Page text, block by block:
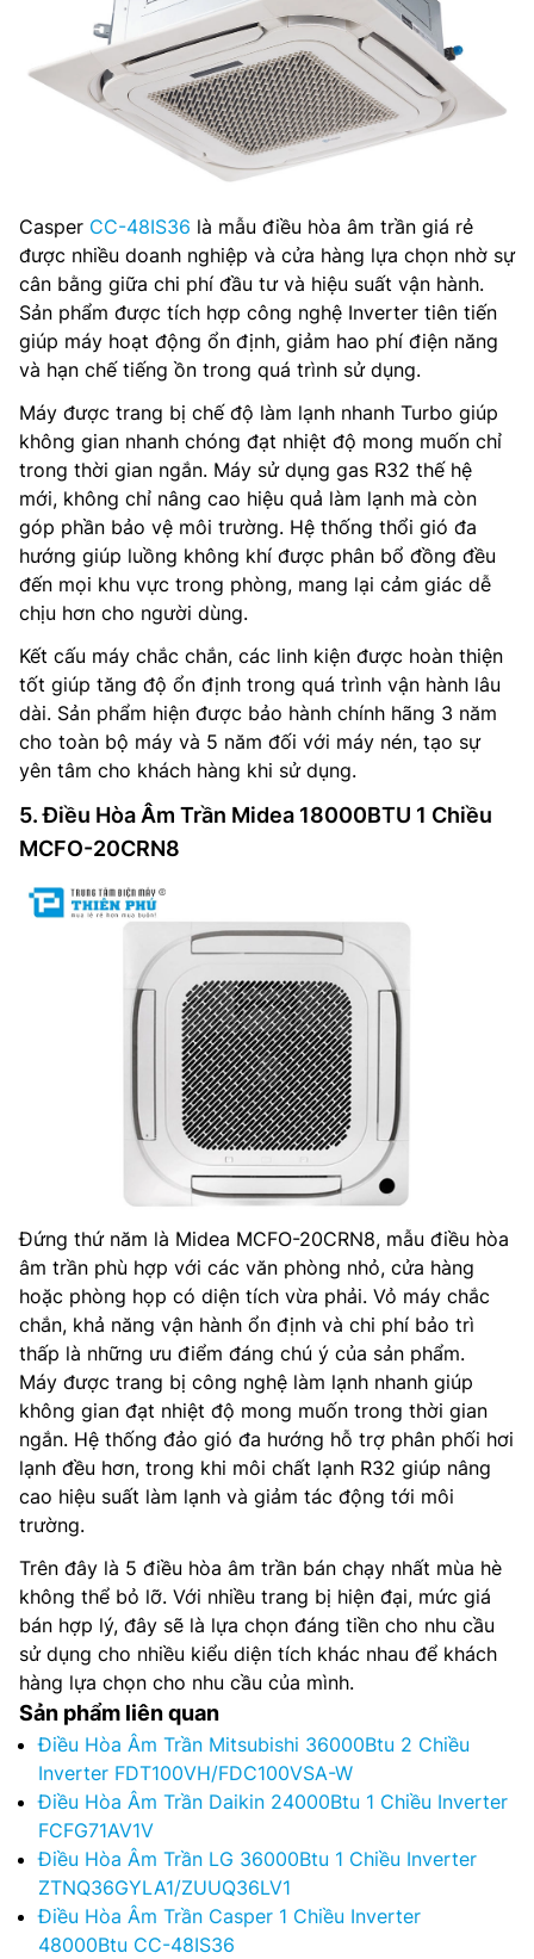
Casper CC-48IS36 là mẫu điều hòa âm trần giá rẻ
được nhiều doanh nghiệp và cửa hàng lựa chọn nhờ sự
cân bằng giữa chi phí đầu tư và hiệu suất vận hành.
Sản phẩm được tích hợp công nghệ Inverter tiên tiến
giúp máy hoạt động ổn định, giảm hao phí điện năng
và hạn chế tiếng ồn trong quá trình sử dụng.
Máy được trang bị chế độ làm lạnh nhanh Turbo giúp
không gian nhanh chóng đạt nhiệt độ mong muốn chỉ
trong thời gian ngắn. Máy sử dụng gas R32 thế hệ
mới, không chỉ nâng cao hiệu quả làm lạnh mà còn
góp phần bảo vệ môi trường. Hệ thống thổi gió đa
hướng giúp luồng không khí được phân bổ đồng đều
đến mọi khu vực trong phòng, mang lại cảm giác dễ
chịu hơn cho người dùng.
Kết cấu máy chắc chắn, các linh kiện được hoàn thiện
tốt giúp tăng độ ổn định trong quá trình vận hành lâu
dài. Sản phẩm hiện được bảo hành chính hãng 3 năm
cho toàn bộ máy và 5 năm đối với máy nén, tạo sự
yên tâm cho khách hàng khi sử dụng.
5. Điều Hòa Âm Trần Midea 18000BTU 1 Chiều
MCFO-20CRN8
Đứng thứ năm là Midea MCFO-20CRN8, mẫu điều hòa
âm trần phù hợp với các văn phòng nhỏ, cửa hàng
hoặc phòng họp có diện tích vừa phải. Vỏ máy chắc
chắn, khả năng vận hành ổn định và chi phí bảo trì
thấp là những ưu điểm đáng chú ý của sản phẩm.
Máy được trang bị công nghệ làm lạnh nhanh giúp
không gian đạt nhiệt độ mong muốn trong thời gian
ngắn. Hệ thống đảo gió đa hướng hỗ trợ phân phối hơi
lạnh đều hơn, trong khi môi chất lạnh R32 giúp nâng
cao hiệu suất làm lạnh và giảm tác động tới môi
trường.
Trên đây là 5 điều hòa âm trần bán chạy nhất mùa hè
không thể bỏ lỡ. Với nhiều trang bị hiện đại, mức giá
bán hợp lý, đây sẽ là lựa chọn đáng tiền cho nhu cầu
sử dụng cho nhiều kiểu diện tích khác nhau để khách
hàng lựa chọn cho nhu cầu của mình.
Sản phẩm liên quan
Điều Hòa Âm Trần Mitsubishi 36000Btu 2 Chiều
Inverter FDT100VH/FDC100VSA-W
Điều Hòa Âm Trần Daikin 24000Btu 1 Chiều Inverter
FCFG71AV1V
Điều Hòa Âm Trần LG 36000Btu 1 Chiều Inverter
ZTNQ36GYLA1/ZUUQ36LV1
Điều Hòa Âm Trần Casper 1 Chiều Inverter
48000Btu CC-48IS36